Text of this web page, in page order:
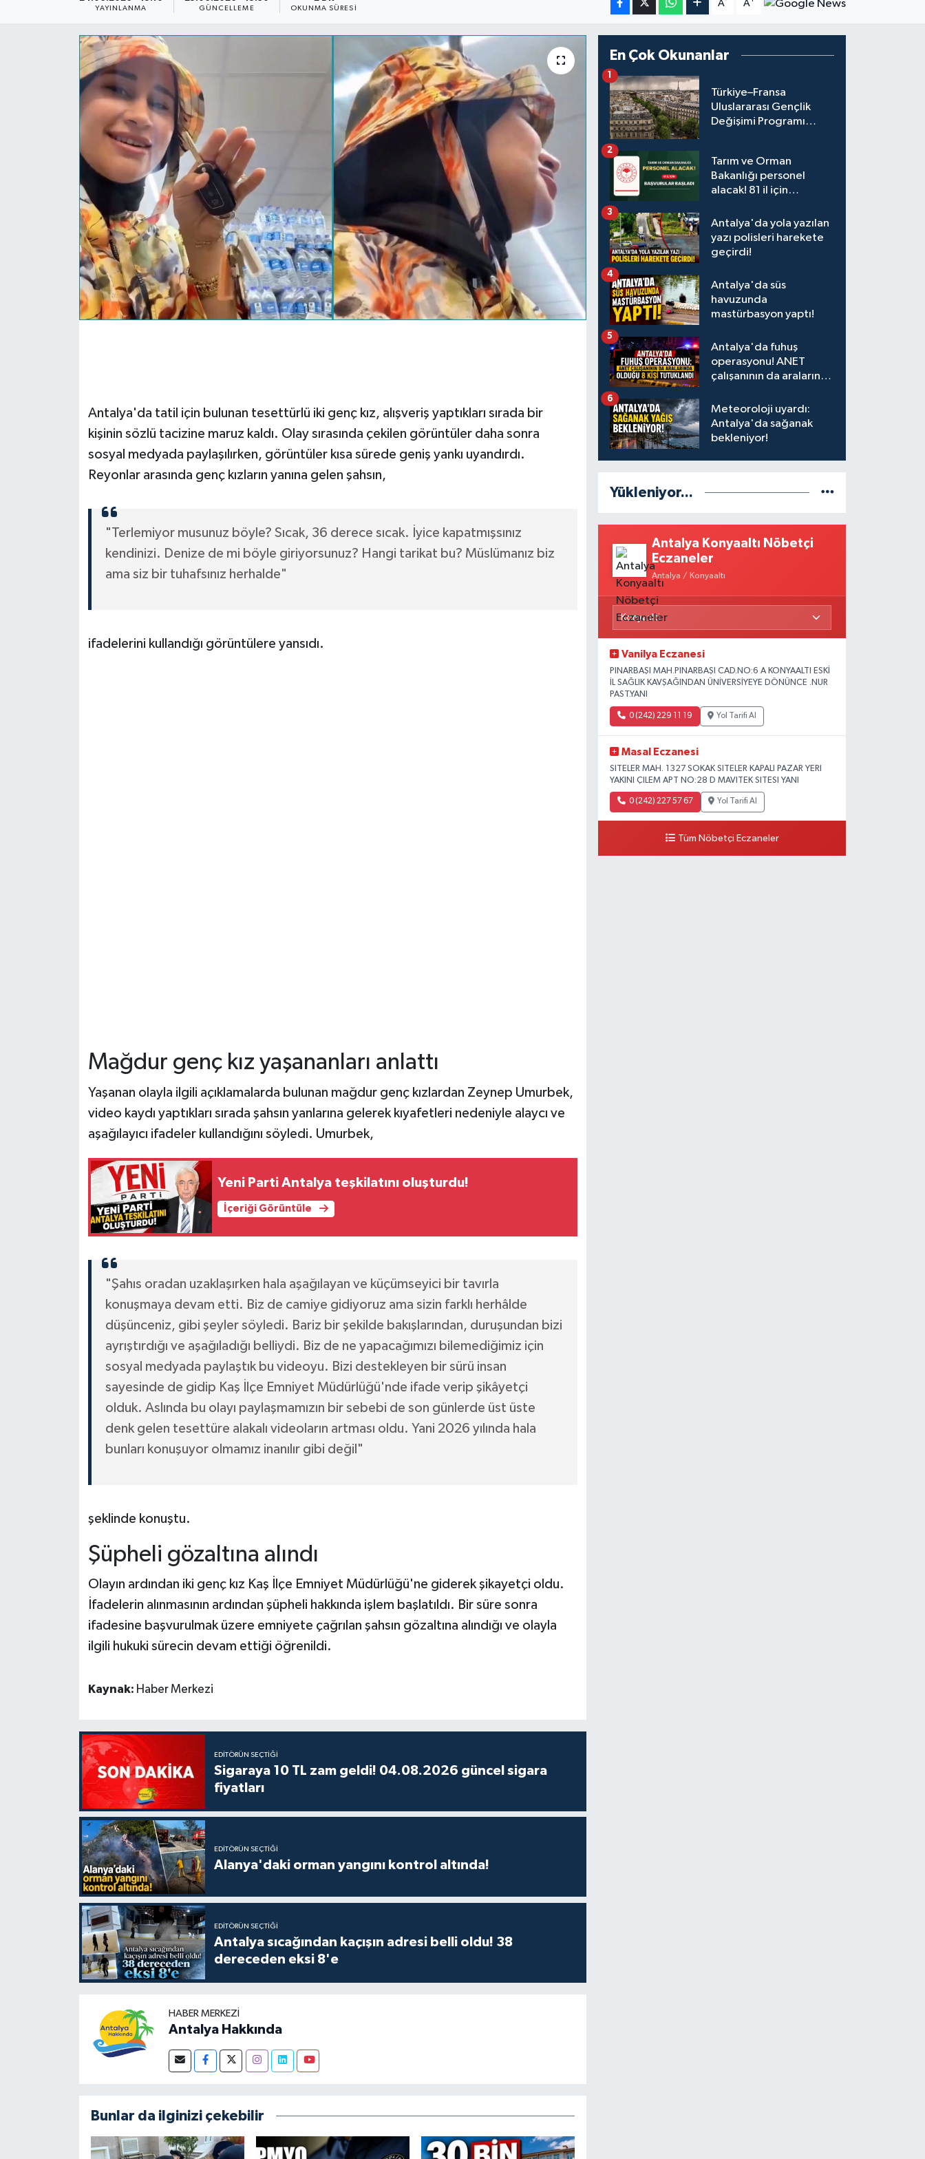
YAYINLANMA GÜNCELLEME OKUNMA SÜRESI
A A
Antalya'da tatil için bulunan tesettürlü iki genç kız, alışveriş yaptıkları sırada bir
kişinin sözlü tacizine maruz kaldı. Olay sırasında çekilen görüntüler daha sonra
sosyal medyada paylaşılırken, görüntüler kısa sürede geniş yankı uyandırdı.
Reyonlar arasında genç kızların yanına gelen şahsın,
"Terlemiyor musunuz böyle? Sıcak, 36 derece sıcak. İyice kapatmışsınız
kendinizi. Denize de mi böyle giriyorsunuz? Hangi tarikat bu? Müslümanız biz
ama siz bir tuhafsınız herhalde"
ifadelerini kullandığı görüntülere yansıdı.
Mağdur genç kız yaşananları anlattı
Yaşanan olayla ilgili açıklamalarda bulunan mağdur genç kızlardan Zeynep Umurbek,
video kaydı yaptıkları sırada şahsın yanlarına gelerek kıyafetleri nedeniyle alaycı ve
aşağılayıcı ifadeler kullandığını söyledi. Umurbek,
Yeni Parti Antalya teşkilatını oluşturdu!
İçeriği Görüntüle
"Şahıs oradan uzaklaşırken hala aşağılayan ve küçümseyici bir tavırla
konuşmaya devam etti. Biz de camiye gidiyoruz ama sizin farklı herhâlde
düşünceniz, gibi şeyler söyledi. Bariz bir şekilde bakışlarından, duruşundan bizi
ayrıştırdığı ve aşağıladığı belliydi. Biz de ne yapacağımızı bilemediğimiz için
sosyal medyada paylaştık bu videoyu. Bizi destekleyen bir sürü insan
sayesinde de gidip Kaş İlçe Emniyet Müdürlüğü'nde ifade verip şikâyetçi
olduk. Aslında bu olayı paylaşmamızın bir sebebi de son günlerde üst üste
denk gelen tesettüre alakalı videoların artması oldu. Yani 2026 yılında hala
bunları konuşuyor olmamız inanılır gibi değil"
şeklinde konuştu.
Şüpheli gözaltına alındı
Olayın ardından iki genç kız Kaş İlçe Emniyet Müdürlüğü'ne giderek şikayetçi oldu.
İfadelerin alınmasının ardından şüpheli hakkında işlem başlatıldı. Bir süre sonra
ifadesine başvurulmak üzere emniyete çağrılan şahsın gözaltına alındığı ve olayla
ilgili hukuki sürecin devam ettiği öğrenildi.
Kaynak: Haber Merkezi
EDITÖRÜN SEÇTIĞI
Sigaraya 10 TL zam geldi! 04.08.2026 güncel sigara
fiyatları
EDITÖRÜN SEÇTIĞI
Alanya'daki orman yangını kontrol altında!
EDITÖRÜN SEÇTIĞI
Antalya sıcağından kaçışın adresi belli oldu! 38
dereceden eksi 8'e
HABER MERKEZI
Antalya Hakkında
Bunlar da ilginizi çekebilir
En Çok Okunanlar
Türkiye–Fransa
Uluslararası Gençlik
Değişimi Programı
1
Tarım ve Orman
Bakanlığı personel
alacak! 81 il için
2
Antalya'da yola yazılan
yazı polisleri harekete
geçirdi!
3
Antalya'da süs
havuzunda
mastürbasyon yaptı!
4
Antalya'da fuhuş
operasyonu! ANET
çalışanının da aralarında
5
Meteoroloji uyardı:
Antalya'da sağanak
bekleniyor!
6
Yükleniyor...
Antalya Konyaaltı Nöbetçi
Eczaneler
Antalya / Konyaaltı
Vanilya Eczanesi
PINARBAŞI MAH.PINARBAŞI CAD.NO:6 A KONYAALTI ESKİ
İL SAĞLIK KAVŞAĞINDAN ÜNİVERSİYEYE DÖNÜNCE .NUR
PAST.YANI
0 (242) 229 11 19 Yol Tarifi Al
Masal Eczanesi
SITELER MAH. 1327 SOKAK SITELER KAPALI PAZAR YERI
YAKINI ÇILEM APT NO:28 D MAVITEK SITESI YANI
0 (242) 227 57 67 Yol Tarifi Al
Tüm Nöbetçi Eczaneler
Resmi Reklamlar